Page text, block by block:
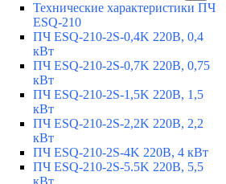
Технические характеристики ПЧ
ESQ-210
ПЧ ESQ-210-2S-0,4K 220В, 0,4
кВт
ПЧ ESQ-210-2S-0,7K 220В, 0,75
кВт
ПЧ ESQ-210-2S-1,5K 220В, 1,5
кВт
ПЧ ESQ-210-2S-2,2K 220В, 2,2
кВт
ПЧ ESQ-210-2S-4K 220В, 4 кВт
ПЧ ESQ-210-2S-5.5K 220В, 5,5